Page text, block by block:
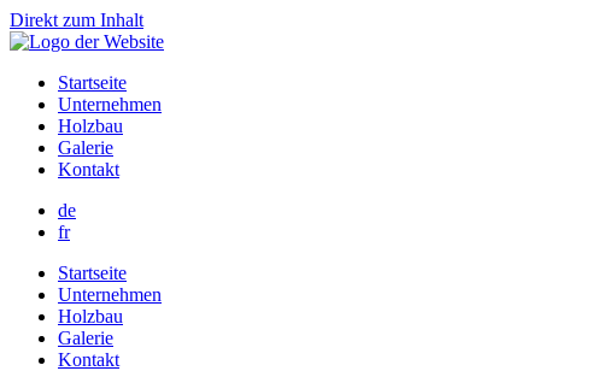
Direkt zum Inhalt
Startseite
Unternehmen
Holzbau
Galerie
Kontakt
de
fr
Startseite
Unternehmen
Holzbau
Galerie
Kontakt